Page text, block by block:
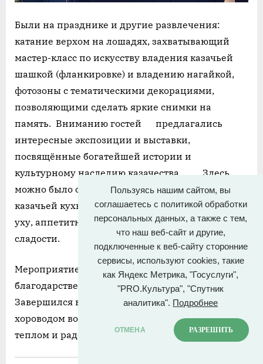
Пользуясь нашим сайтом, вы
соглашаетесь с политикой обработки
персональных данных, а также с тем,
что наш веб-сайт и другие,
подключенные к веб-сайту сторонние
сервисы, используют cookies, такие
как Яндекс Метрика, "Госуслуги",
"PRO.Культура", "Спутник
аналитика". Подробнее
ОТМЕНА РАЗРЕШИТЬ
Были на празднике и другие развлечения:
катание верхом на лошадях, захватывающий
мастер-класс по искусству владения казачьей
шашкой (фланкировке) и владению нагайкой,
фотозоны с тематическими декорациями,
позволяющими сделать яркие снимки на
память. Вниманию гостей предлагались
интересные экспозиции и выставки,
посвящённые богатейшей истории и
культурному наследию казачества. Здесь
можно было отведать традиционные блюда
казачьей кухни: ароматную шурпу, вкуснейшую
уху, аппетитный шашлык и различные
сладости.
Мероприятие завершилось вручением
благодарственных писем активным участникам.
Завершился вечер большим дружным
хороводом вокруг костра, наполнившим сердца
теплом и радостью.